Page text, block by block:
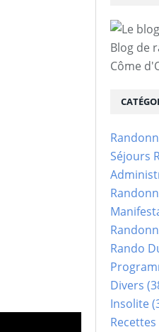
Blog de
Côme
Séjours
Rando
Divers
Insolite
Recettes